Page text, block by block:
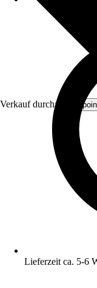
Verkauf durch:
Lieferzeit ca. 5-6